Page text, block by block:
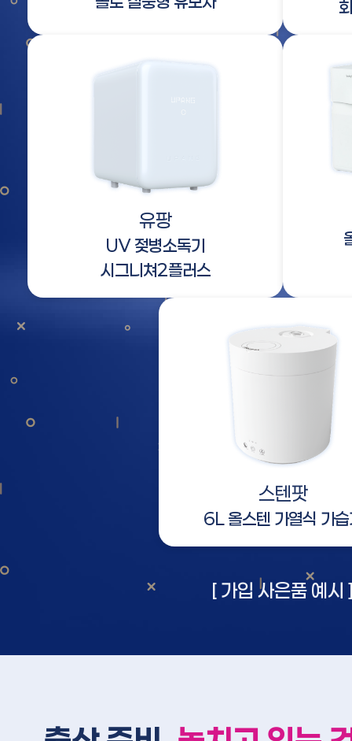
유팡
UV 젖병소독기
시그니쳐2플러스
스텐팟
6L 올스텐 가열식 가습
[ 가입 사은품 예시